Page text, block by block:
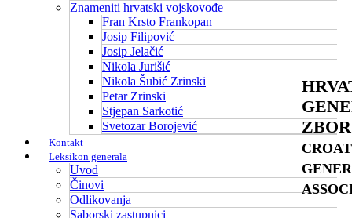
ZBOR
Znameniti hrvatski vojskovođe
Fran Krsto Frankopan
Josip Filipović
Josip Jelačić
Nikola Jurišić
Nikola Šubić Zrinski
Petar Zrinski
Stjepan Sarkotić
Svetozar Borojević
Kontakt
Leksikon generala
Uvod
Činovi
Odlikovanja
Saborski zastupnici